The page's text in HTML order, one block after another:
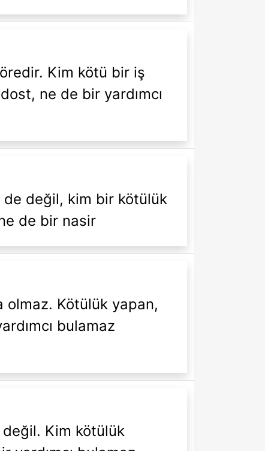
Kim kötü bir iş
ne de bir yardımcı
de değil, kim bir kötülük
de bir nasir
olmaz. Kötülük yapan,
bulamaz
değil. Kim kötülük